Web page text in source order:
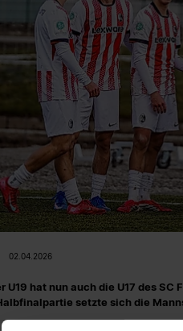
02.04.2026
U19 hat nun auch die U17 des
setzte sich die